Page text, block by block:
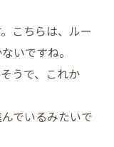
こちらは、ルー
いですね。
うで、これか
でいるみたいで